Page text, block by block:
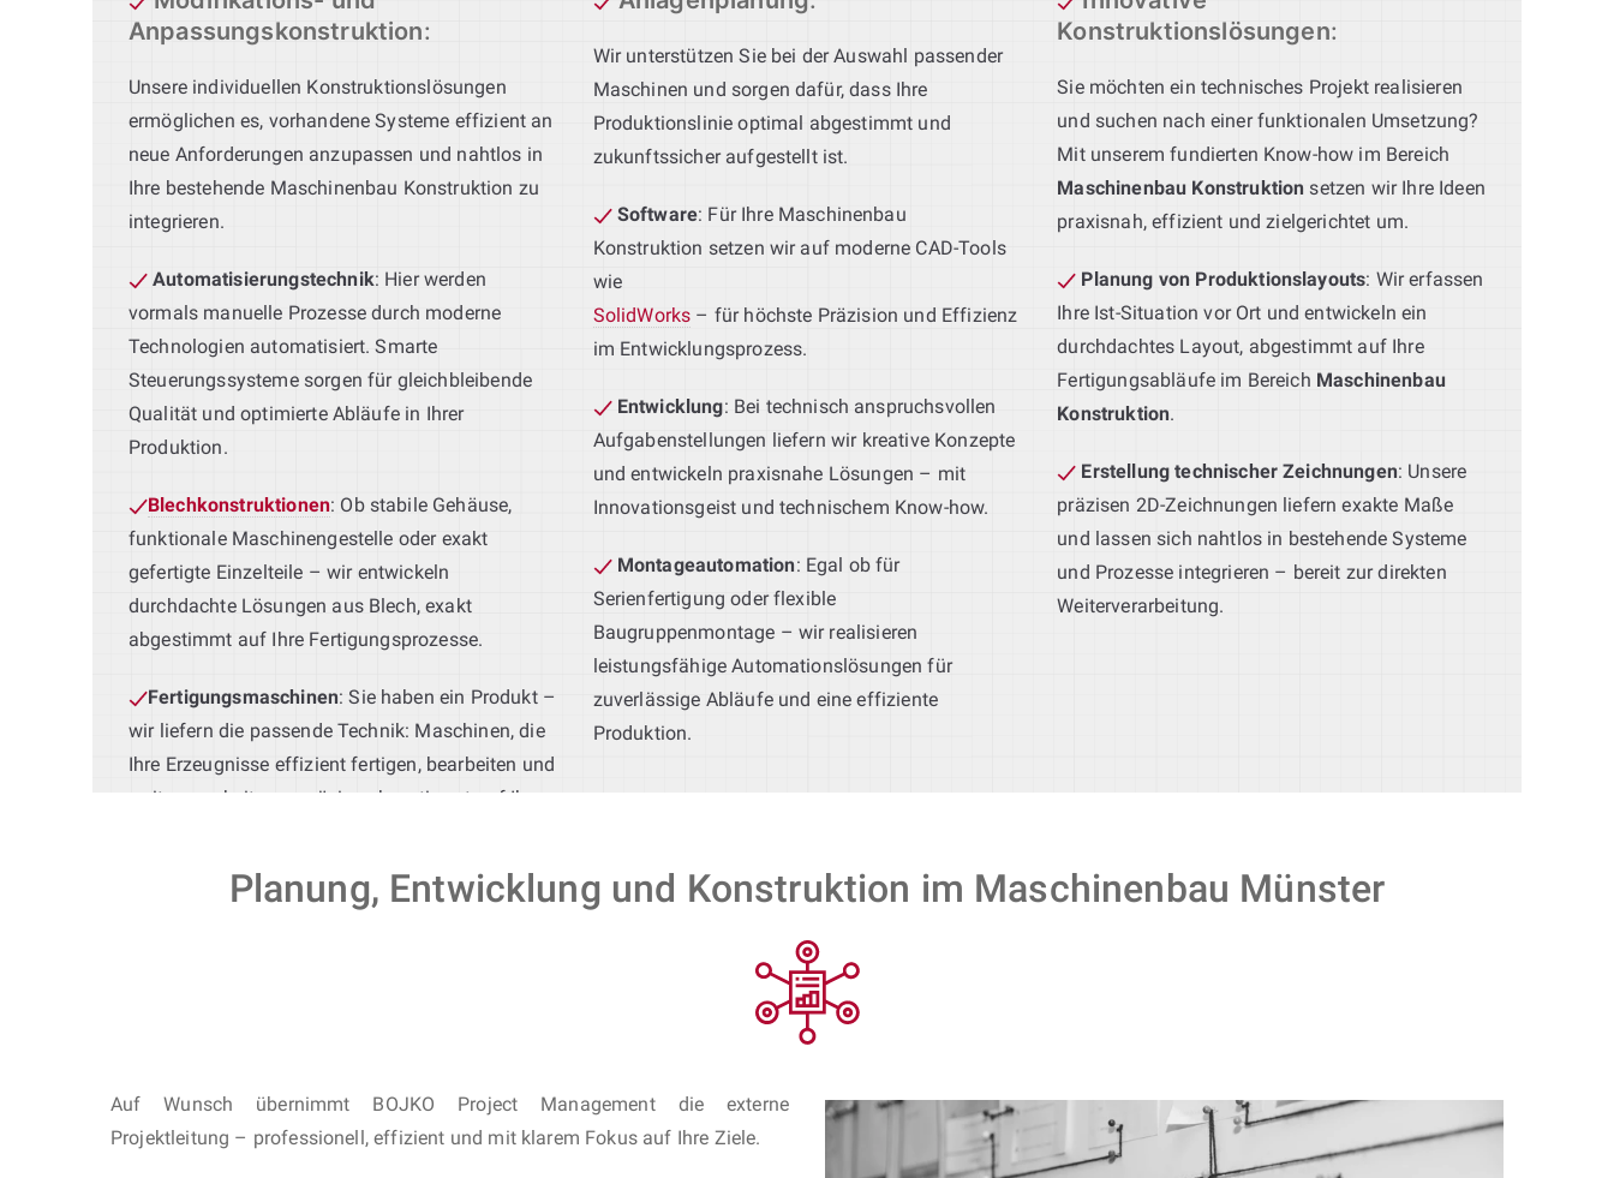
Anpassungskonstruktion:
Unsere individuellen Konstruktionslösungen
ermöglichen es, vorhandene Systeme effizient an
neue Anforderungen anzupassen und nahtlos in
Ihre bestehende Maschinenbau Konstruktion zu
integrieren.
Automatisierungstechnik: Hier werden
vormals manuelle Prozesse durch moderne
Technologien automatisiert. Smarte
Steuerungssysteme sorgen für gleichbleibende
Qualität und optimierte Abläufe in Ihrer
Produktion.
Blechkonstruktionen: Ob stabile Gehäuse,
funktionale Maschinengestelle oder exakt
gefertigte Einzelteile – wir entwickeln
durchdachte Lösungen aus Blech, exakt
abgestimmt auf Ihre Fertigungsprozesse.
Fertigungsmaschinen: Sie haben ein Produkt –
wir liefern die passende Technik: Maschinen, die
Ihre Erzeugnisse effizient fertigen, bearbeiten und
weiterverarbeiten – präzise abgestimmt auf Ihre
Wir unterstützen Sie bei der Auswahl passender
Maschinen und sorgen dafür, dass Ihre
Produktionslinie optimal abgestimmt und
zukunftssicher aufgestellt ist.
Software: Für Ihre Maschinenbau
Konstruktion setzen wir auf moderne CAD-Tools
wie
SolidWorks – für höchste Präzision und Effizienz
im Entwicklungsprozess.
Entwicklung: Bei technisch anspruchsvollen
Aufgabenstellungen liefern wir kreative Konzepte
und entwickeln praxisnahe Lösungen – mit
Innovationsgeist und technischem Know-how.
Montageautomation: Egal ob für
Serienfertigung oder flexible
Baugruppenmontage – wir realisieren
leistungsfähige Automationslösungen für
zuverlässige Abläufe und eine effiziente
Produktion.
Konstruktionslösungen:
Sie möchten ein technisches Projekt realisieren
und suchen nach einer funktionalen Umsetzung?
Mit unserem fundierten Know-how im Bereich
Maschinenbau Konstruktion setzen wir Ihre Ideen
praxisnah, effizient und zielgerichtet um.
Planung von Produktionslayouts: Wir erfassen
Ihre Ist-Situation vor Ort und entwickeln ein
durchdachtes Layout, abgestimmt auf Ihre
Fertigungsabläufe im Bereich Maschinenbau
Konstruktion.
Erstellung technischer Zeichnungen: Unsere
präzisen 2D-Zeichnungen liefern exakte Maße
und lassen sich nahtlos in bestehende Systeme
und Prozesse integrieren – bereit zur direkten
Weiterverarbeitung.
Planung, Entwicklung und Konstruktion im Maschinenbau Münster
Auf Wunsch übernimmt BOJKO Project Management die externe
Projektleitung – professionell, effizient und mit klarem Fokus auf Ihre Ziele.